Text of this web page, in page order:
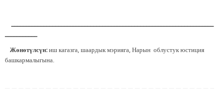
Жөнөтүлсүн:иш кагазга, шаардык мэрияга, Нарын облустук юстиция
башкармалыгына.